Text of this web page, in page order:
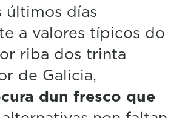
s
o
f
4
m
i
u
últimos días
a valores típicos do
riba dos trinta
de Galicia,
dun fresco que